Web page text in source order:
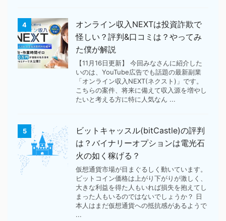
4
オンライン収入NEXTは投資詐欺で
怪しい？評判&口コミは？やってみ
た僕が解説
【11月16日更新】 今回みなさんに紹介した
いのは、YouTube広告でも話題の最新副業
「オンライン収入NEXT(ネクスト)」です。
こちらの案件、将来に備えて収入源を増やし
たいと考える方に特に人気なん ...
5
ビットキャッスル(bitCastle)の評判
は？バイナリーオプションは電光石
火の如く稼げる？
仮想通貨市場が目まぐるしく動いています。
ビットコイン価格は上がり下がりが激しく、
大きな利益を得た人もいれば損失を抱えてし
まった人もいるのではないでしょうか？ 日
本人はまだ仮想通貨への抵抗感があるようで
...